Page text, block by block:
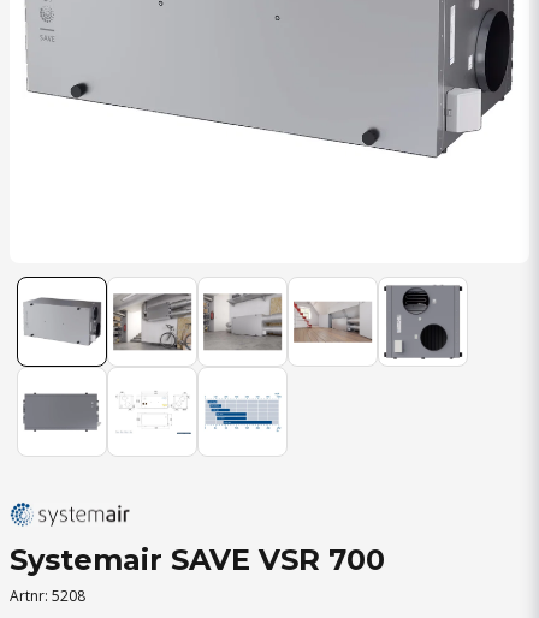
Systemair SAVE VSR 700
Artnr: 5208